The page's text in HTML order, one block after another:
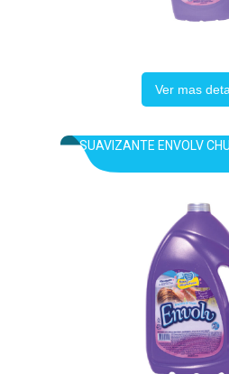
Ver mas
SUAVIZANTE ENVOLV